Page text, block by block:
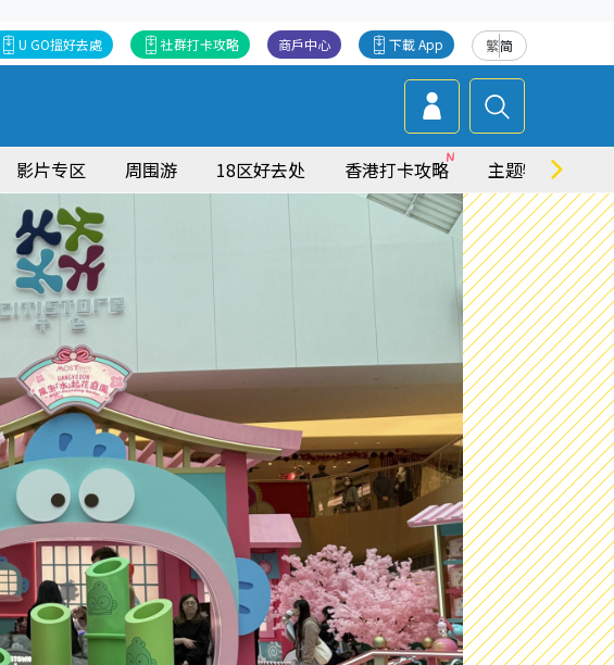
繁简
下載 App
商戶中心
社群打卡攻略
U GO搵好去處
影片专区 周围游 18区好去处 香港打卡攻略 主题特集